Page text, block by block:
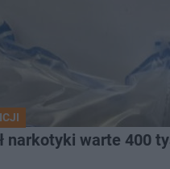
narkotyki warte 400